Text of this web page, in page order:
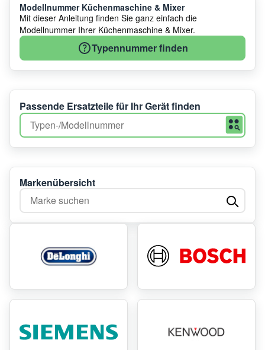
Modellnummer Küchenmaschine & Mixer
Mit dieser Anleitung finden Sie ganz einfach die
Modellnummer Ihrer Küchenmaschine & Mixer.
Typennummer finden
Passende Ersatzteile für Ihr Gerät finden
Markenübersicht
Marke suchen